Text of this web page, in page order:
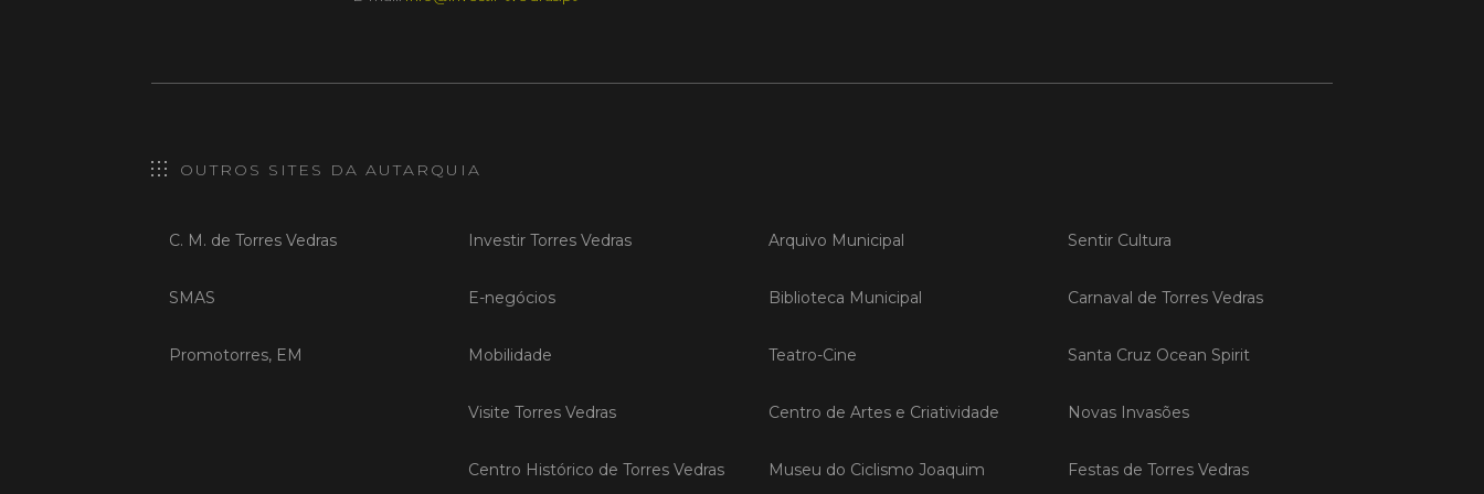
A Semana INOV-E – Empreender em Torres
empresarial e especialistas num conjunto de
negócios e desenvolvimento de
OUTROS SITES DA AUTARQUIA
C. M. de Torres Vedras
SMAS
Promotorres, EM
Investir Torres Vedras
E-negócios
Mobilidade
Visite Torres Vedras
Centro Histórico de Torres Vedras
Arquivo Municipal
Biblioteca Municipal
Teatro-Cine
Centro de Artes e Criatividade
Museu do Ciclismo Joaquim
Sentir Cultura
Carnaval de Torres Vedras
Santa Cruz Ocean Spirit
Novas Invasões
Festas de Torres Vedras